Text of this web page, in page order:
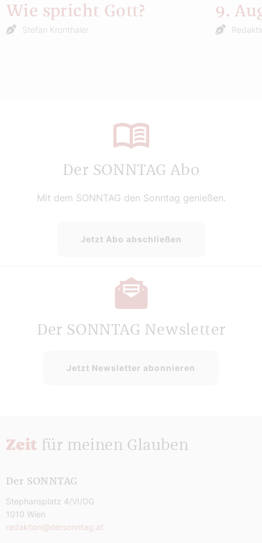
Wie spricht Gott?
Stefan Kronthaler
9.
Der SONNTAG Abo
Mit dem SONNTAG den Sonntag genießen.
Jetzt Abo abschließen
Der SONNTAG Newsletter
Jetzt Newsletter abonnieren
Zeit für meinen Glauben
Der SONNTAG
Stephansplatz 4/VI/DG
1010 Wien
redaktion@dersonntag.at